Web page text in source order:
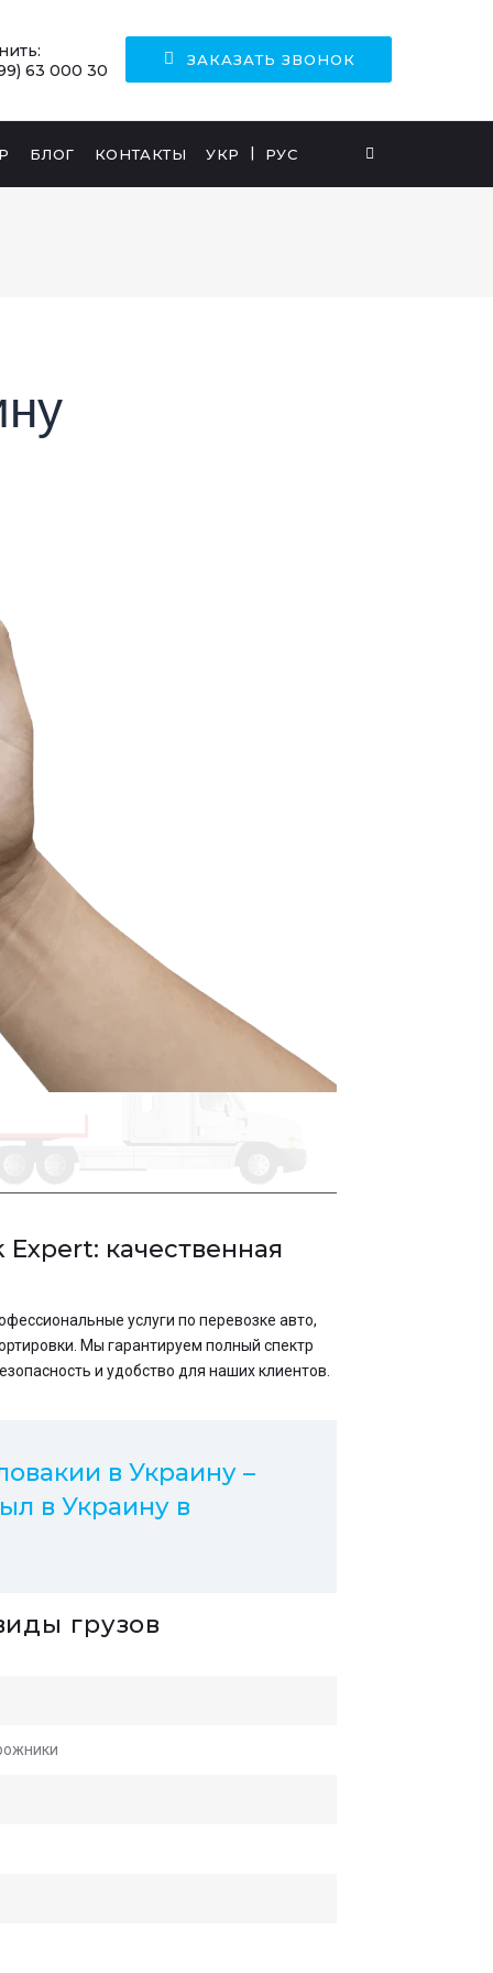
63 000 30
ЗАКАЗАТЬ ЗВОНОК
БЛОГ КОНТАКТЫ УКР РУС
качественная
услуги по перевозке авто,
Мы гарантируем полный спектр
и удобство для наших клиентов.
в Украину –
в Украину в
грузов